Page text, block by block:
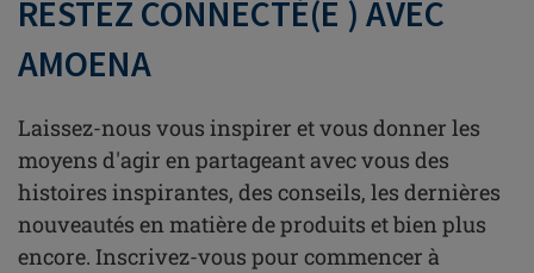
RESTEZ CONNECTÉ(E ) AVEC
AMOENA
Laissez-nous vous inspirer et vous donner les
moyens d'agir en partageant avec vous des
histoires inspirantes, des conseils, les dernières
nouveautés en matière de produits et bien plus
encore. Inscrivez-vous pour commencer à